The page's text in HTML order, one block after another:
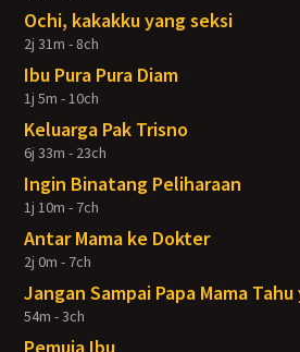
Ochi, kakakku yang seksi
2j 31m - 8ch
Ibu Pura Pura Diam
1j 5m - 10ch
Keluarga Pak Trisno
6j 33m - 23ch
Ingin Binatang Peliharaan
1j 10m - 7ch
Antar Mama ke Dokter
2j 0m - 7ch
Jangan Sampai Papa Mama
54m - 3ch